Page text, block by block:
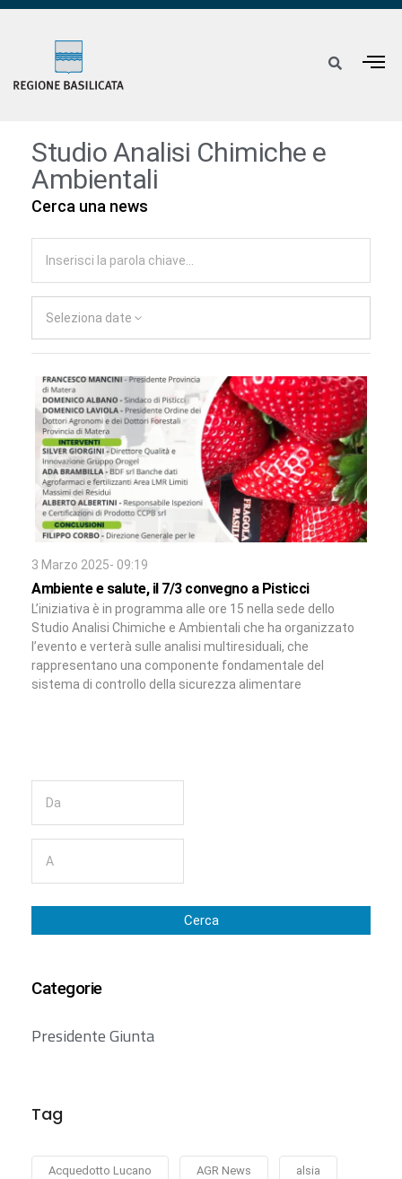
Studio Analisi Chimiche e
Ambientali
Cerca una news
Seleziona date
3 Marzo 2025- 09:19
Ambiente e salute, il 7/3 convegno a Pisticci
L’iniziativa è in programma alle ore 15 nella sede dello
Studio Analisi Chimiche e Ambientali che ha organizzato
l’evento e verterà sulle analisi multiresiduali, che
rappresentano una componente fondamentale del
sistema di controllo della sicurezza alimentare
Cerca
Categorie
Presidente Giunta
Tag
Acquedotto Lucano AGR News alsia